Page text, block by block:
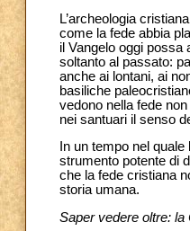
L’archeologia
come la fede abbia
il Vangelo oggi
soltanto al passato:
anche ai lontani, ai
basiliche
vedono nella fede
nei santuari il senso
In un tempo nel
strumento potente di
che la fede cristiana
storia umana.
Saper vedere oltre: la